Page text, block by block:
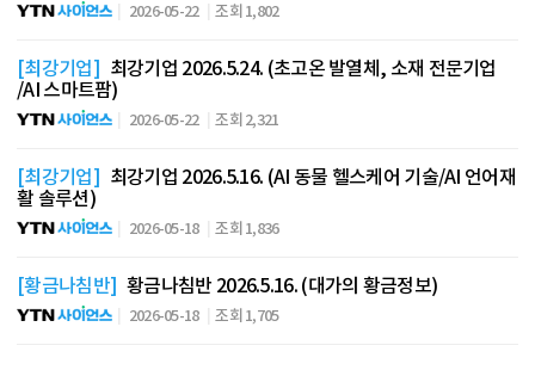
2026-05-22 조회 1,802
[최강기업] 최강기업 2026.5.24. (초고온 발열체, 소재 전문기업
/AI 스마트팜)
2026-05-22 조회 2,321
[최강기업] 최강기업 2026.5.16. (AI 동물 헬스케어 기술/AI 언어재
활 솔루션)
2026-05-18 조회 1,836
[황금나침반] 황금나침반 2026.5.16. (대가의 황금정보)
2026-05-18 조회 1,705